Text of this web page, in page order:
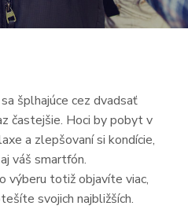
šplhajúce cez dvadsať
častejšie. Hoci by pobyt v
a zlepšovaní si kondície,
váš smartfón.
výberu totiž objavíte viac,
svojich najbližších.